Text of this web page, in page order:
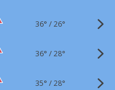
36° /26°
36° /28°
35° /28°